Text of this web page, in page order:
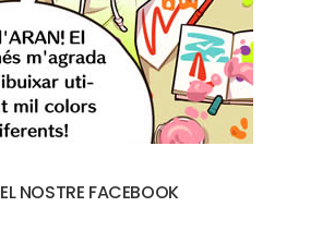
EL NOSTRE FACEBOOK